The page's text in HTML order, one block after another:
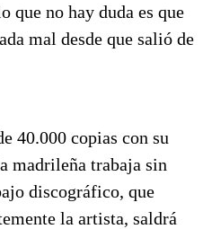
que no hay duda es que
mal desde que salió de
40.000 copias con su
madrileña trabaja sin
discográfico, que
la artista, saldrá